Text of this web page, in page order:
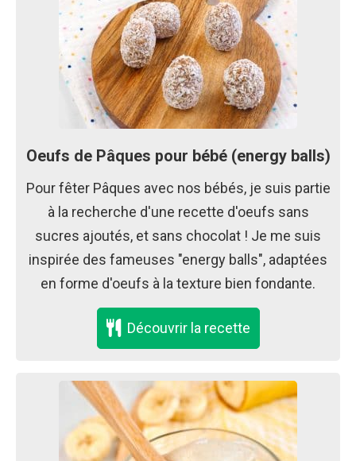
Oeufs de Pâques pour bébé (energy balls)
Pour fêter Pâques avec nos bébés, je suis partie
à la recherche d'une recette d'oeufs sans
sucres ajoutés, et sans chocolat ! Je me suis
inspirée des fameuses "energy balls", adaptées
en forme d'oeufs à la texture bien fondante.
Découvrir la recette